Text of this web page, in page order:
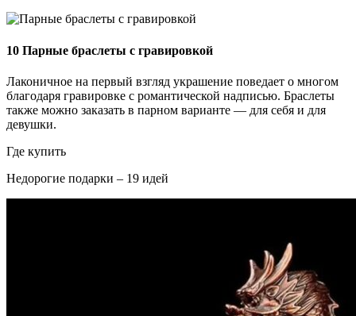
10 Парные браслеты с гравировкой
Лаконичное на первый взгляд украшение поведает о многом
благодаря гравировке с романтической надписью. Браслеты
также можно заказать в парном варианте — для себя и для
девушки.
Где купить
Недорогие подарки – 19 идей